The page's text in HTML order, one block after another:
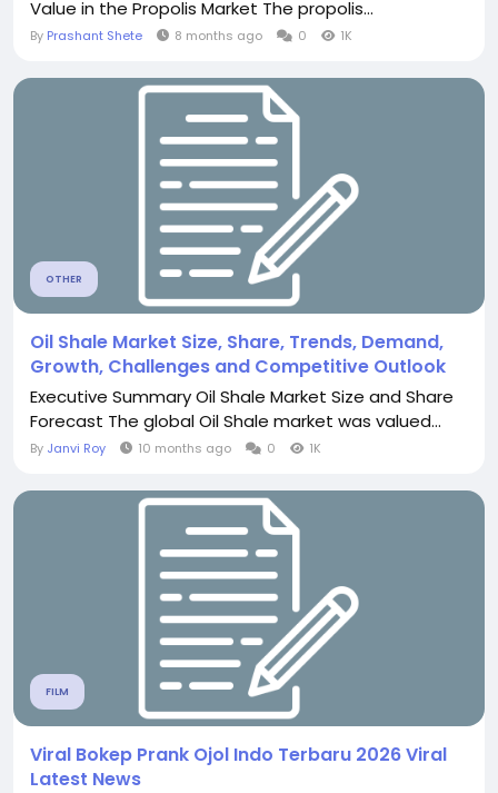
Value in the Propolis Market The propolis...
By Prashant Shete 8 months ago 0 1K
OTHER
Oil Shale Market Size, Share, Trends, Demand,
Growth, Challenges and Competitive Outlook
Executive Summary Oil Shale Market Size and Share
Forecast The global Oil Shale market was valued...
By Janvi Roy 10 months ago 0 1K
FILM
Viral Bokep Prank Ojol Indo Terbaru 2026 Viral
Latest News